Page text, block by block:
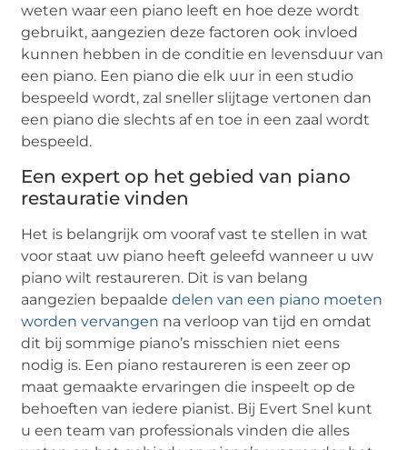
weten waar een piano leeft en hoe deze wordt
gebruikt, aangezien deze factoren ook invloed
kunnen hebben in de conditie en levensduur van
een piano. Een piano die elk uur in een studio
bespeeld wordt, zal sneller slijtage vertonen dan
een piano die slechts af en toe in een zaal wordt
bespeeld.
Een expert op het gebied van piano
restauratie vinden
Het is belangrijk om vooraf vast te stellen in wat
voor staat uw piano heeft geleefd wanneer u uw
piano wilt restaureren. Dit is van belang
aangezien bepaaldedelen van een piano moeten
worden vervangen na verloop van tijd en omdat
dit bij sommige piano’s misschien niet eens
nodig is. Een piano restaureren is een zeer op
maat gemaakte ervaringen die inspeelt op de
behoeften van iedere pianist. Bij Evert Snel kunt
u een team van professionals vinden die alles